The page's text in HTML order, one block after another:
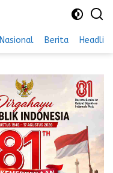
Nasional Berita Headline